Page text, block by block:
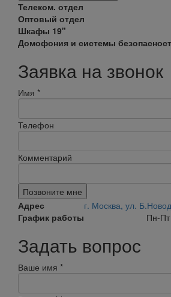
Телеком. отдел
Оптовый отдел
Шкафы 19"
Домофония и системы
Заявка на звонок
Имя *
Телефон
Комментарий
Позвоните мне
Адрес
г. Москва, ул.
График работы
Пн-
Задать вопрос
Ваше имя *